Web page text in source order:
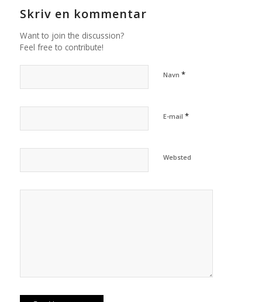
Skriv en kommentar
Want to join the discussion?
Feel free to contribute!
Navn *
E-mail *
Websted